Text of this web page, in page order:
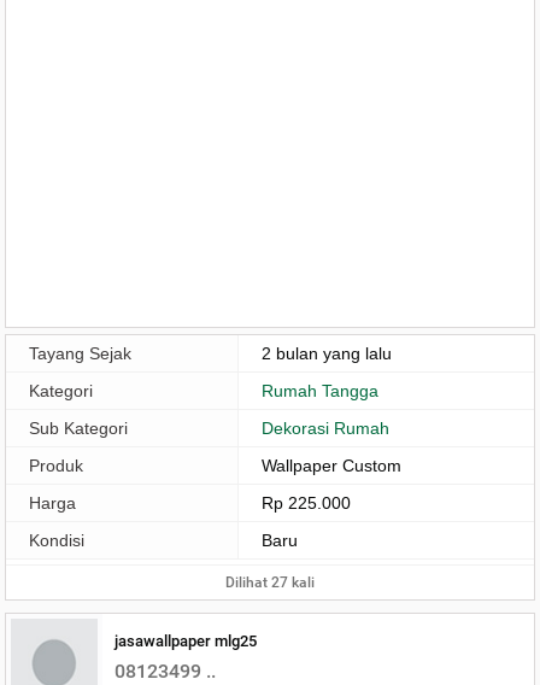
Tayang Sejak
2 bulan yang lalu
Kategori
Rumah Tangga
Sub Kategori
Dekorasi Rumah
Produk
Wallpaper Custom
Harga
Rp 225.000
Kondisi
Baru
Dilihat 27 kali
jasawallpaper mlg25
08123499 ..